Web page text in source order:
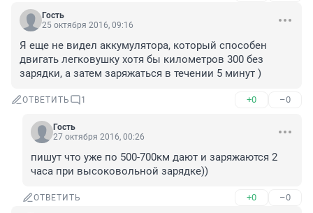
Гость
25 октября 2016, 09:16
Я еще не видел аккумулятора, который способен
двигать легковушку хотя бы километров 300 без
зарядки, а затем заряжаться в течении 5 минут )
ОТВЕТИТЬ 1 +0 –0
Гость
27 октября 2016, 00:26
пишут что уже по 500-700км дают и заряжаются 2
часа при высоковольной зарядке))
ОТВЕТИТЬ +0 –0